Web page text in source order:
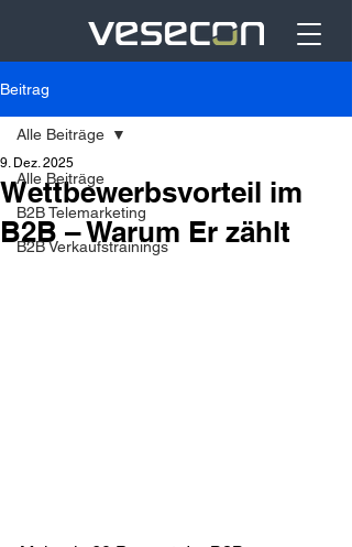
Beitrag
Alle Beiträge
B2B Telemarketing
B2B Verkaufstrainings
Alle Beiträge
Wettbewerbsvorteil im
B2B – Warum Er zählt
9. Dez. 2025